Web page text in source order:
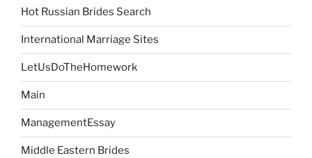
Hot Russian Brides Search
International Marriage Sites
LetUsDoTheHomework
Main
ManagementEssay
Middle Eastern Brides